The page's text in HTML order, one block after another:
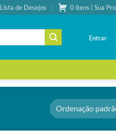
Lista de Desejos 0 itens | Sua
Entrar